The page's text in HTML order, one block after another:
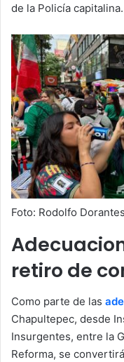
de la Policía capitalina.
Foto: Rodolfo
retiro de
Como parte de las
Chapultepec, desde
Insurgentes, entre la
Reforma, se